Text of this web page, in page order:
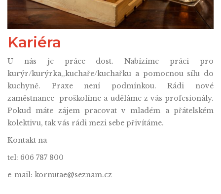
Kariéra
U nás je práce dost. Nabízíme práci pro
kurýr/kurýrka,,kuchaře/kuchařku a pomocnou sílu do
kuchyně. Praxe není podmínkou. Rádi nové
zaměstnance proškolíme a uděláme z vás profesionály.
Pokud máte zájem pracovat v mladém a přátelském
kolektivu, tak vás rádi mezi sebe přivítáme.
Kontakt na
tel: 606 787 800
e-mail: kornutae@seznam.cz